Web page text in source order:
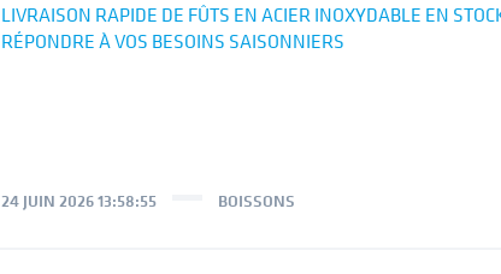
LIVRAISON RAPIDE DE FÛTS EN ACIER INOXYDABLE EN
RÉPONDRE À VOS BESOINS SAISONNIERS
24 JUIN 2026 13:58:55 BOISSONS